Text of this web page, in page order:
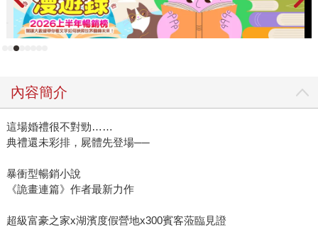
了，但回憶在我腦海中湧現。」──《喜弒臨門》31頁 在所
有紛亂訊息與思緒中，這段甜美到揪心的回憶能夠陪伴、支
持人多久？ 再次想起之際，或是來到真相之前，如此親愛幸
防，不過在金錢迷陣與勾心鬥角之間，作者埋下的這段小小
不已的註腳。
內容簡介
這場婚禮很不對勁……
典禮還未彩排，屍體先登場──
暴衝型暢銷小說
《詭畫連篇》作者最新力作
超級富豪之家x湖濱度假營地x300賓客蒞臨見證